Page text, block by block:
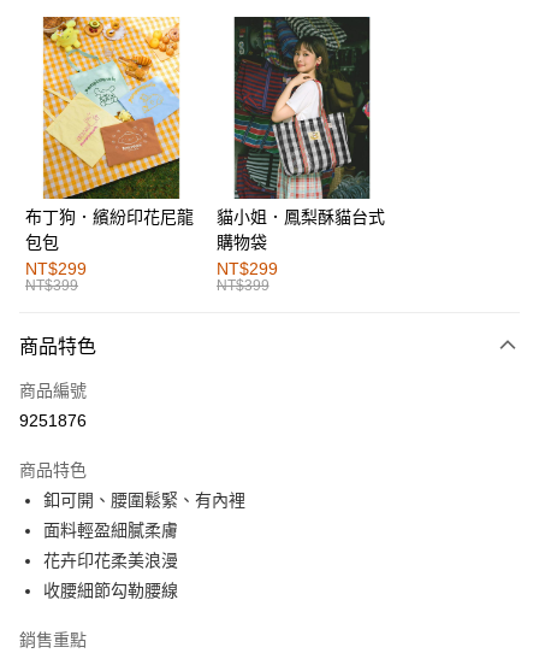
購物金
超商取貨付款
LINE Pay
街口支付
運送方式
全家取貨付款
每筆NT$60，滿NT$1,000(含以上)免運費
付款後全家取貨
萊爾富取貨付款
付款後萊爾富取貨
每筆NT$60，滿NT$1,000(含以上)免運費
7-11取貨付款
每筆NT$60，滿NT$1,000(含以上)免運費
付款後7-11取貨
布丁狗．繽紛印花尼龍
包包
NT$299
NT$399
貓小姐．鳳梨酥貓台式
購物袋
NT$299
NT$399
商品特色
商品編號
9251876
商品特色
釦可開、腰圍鬆緊、有內裡
面料輕盈細膩柔膚
花卉印花柔美浪漫
收腰細節勾勒腰線
銷售重點